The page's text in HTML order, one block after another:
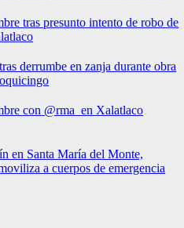
tras presunto intento de robo de
derrumbe en zanja durante obra
con @rma en Xalatlaco
en Santa María del Monte,
a cuerpos de emergencia